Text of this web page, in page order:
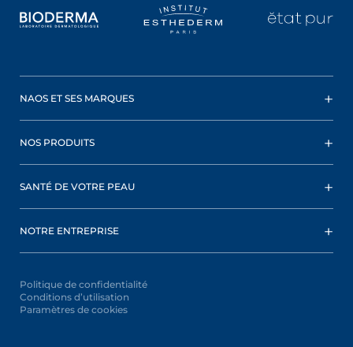
NAOS ET SES MARQUES
NOS PRODUITS
SANTÉ DE VOTRE PEAU
NOTRE ENTREPRISE
Politique de confidentialité
Conditions d’utilisation
Paramètres de cookies